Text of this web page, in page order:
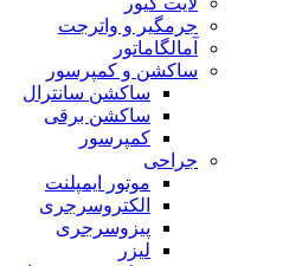
جرمگیر و واترجت
آمالگاماتور
ساکشن و کمپرسور
ساکشن سانترال
ساکشن برقی
کمپرسور
جراحی
موتور ایمپلنت
الکتروسرجری
پیزوسرجری
لیزر